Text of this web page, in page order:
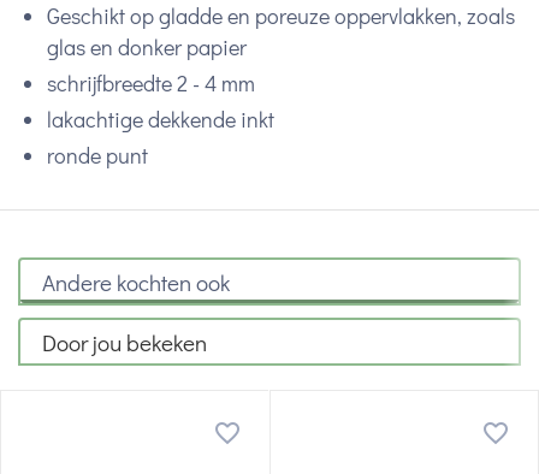
Geschikt op gladde en poreuze oppervlakken, zoals
glas en donker papier
schrijfbreedte 2 - 4 mm
lakachtige dekkende inkt
ronde punt
Andere kochten ook
Door jou bekeken